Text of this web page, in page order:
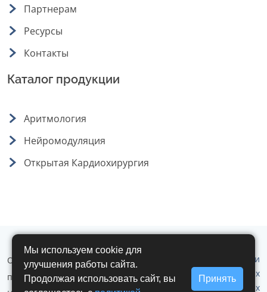
Партнерам
Ресурсы
Контакты
Каталог продукции
Аритмология
Нейромодуляция
Открытая Кардиохирургия
ООО "Аритмомед" © 2019 - 2026 г. Все
права защищены.
Политика обработки
персональных
данных
Мы используем cookie для
улучшения работы сайта.
Продолжая использовать сайт, вы
Принять